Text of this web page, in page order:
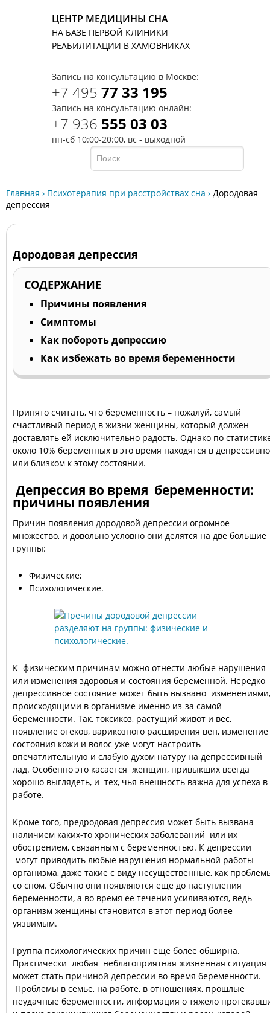
ЦЕНТР МЕДИЦИНЫ СНА
НА БАЗЕ ПЕРВОЙ КЛИНИКИ
РЕАБИЛИТАЦИИ В ХАМОВНИКАХ
Запись на консультацию в Москве:
+7 495 77 33 195
Запись на консультацию онлайн:
+7 936 555 03 03
пн-сб 10:00-20:00, вс - выходной
Главная › Психотерапия при расстройствах сна › Дородовая
депрессия
Дородовая депрессия
СОДЕРЖАНИЕ
Причины появления
Симптомы
Как побороть депрессию
Как избежать во время беременности
Принято считать, что беременность – пожалуй, самый
счастливый период в жизни женщины, который должен
доставлять ей исключительно радость. Однако по
около 10% беременных в это время находятся в
или близком к этому состоянии.
Депрессия во время беременности:
причины появления
Причин появления дородовой депрессии огромное
множество, и довольно условно они делятся на две большие
группы:
Физические;
Психологические.
К физическим причинам можно отнести любые нарушения
или изменения здоровья и состояния беременной. Нередко
депрессивное состояние может быть вызвано изменениями,
происходящими в организме именно из-за самой
беременности. Так, токсикоз, растущий живот и вес,
появление отеков, варикозного расширения вен, изменение
состояния кожи и волос уже могут настроить
впечатлительную и слабую духом натуру на депрессивный
лад. Особенно это касается женщин, привыкших всегда
хорошо выглядеть, и тех, чья внешность важна для успеха в
работе.
Кроме того, предродовая депрессия может быть вызвана
наличием каких-то хронических заболеваний или их
обострением, связанным с беременностью. К депрессии
могут приводить любые нарушения нормальной работы
организма, даже такие с виду несущественные, как
со сном. Обычно они появляются еще до наступления
беременности, а во время ее течения усиливаются, ведь
организм женщины становится в этот период более
уязвимым.
Группа психологических причин еще более обширна.
Практически любая неблагоприятная жизненная ситуация
может стать причиной депрессии во время беременности.
Проблемы в семье, на работе, в отношениях, прошлые
неудачные беременности, информация о тяжело